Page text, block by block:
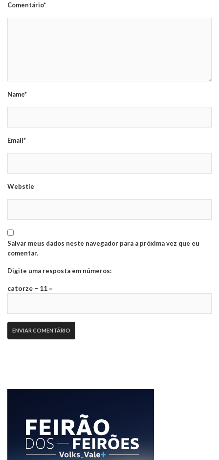
Comentário*
Name*
Email*
Webstie
Salvar meus dados neste navegador para a próxima vez que eu
comentar.
Digite uma resposta em números:
catorze − 11 =